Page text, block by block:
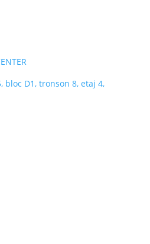
bloc D1, tronson 8, etaj 4,